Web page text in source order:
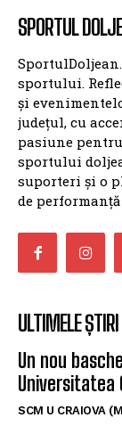
SPORTUL
sportului.
și
județul, cu
pasiune
sportului
suporteri și o
de performanță
ULTIMELE ȘTIRI
Un nou
Universitatea
SCM U CRAIOVA